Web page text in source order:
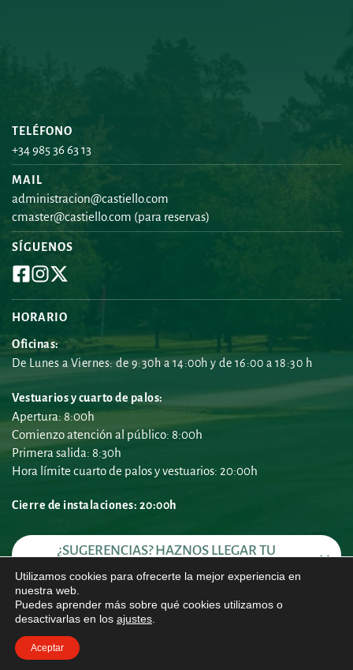
TELÉFONO
+34 985 36 63 13
MAIL
administracion@castiello.com
cmaster@castiello.com (para reservas)
SÍGUENOS
HORARIO
Oficinas:
De Lunes a Viernes: de 9:30h a 14:00h y de 16:00 a 18:30 h
Vestuarios y cuarto de palos:
Apertura: 8:00h
Comienzo atención al público: 8:00h
Primera salida: 8:30h
Hora límite cuarto de palos y vestuarios: 20:00h
Cierre de instalaciones: 20:00h
¿SUGERENCIAS? HAZNOS LLEGAR TU
Utilizamos cookies para ofrecerte la mejor experiencia en
nuestra web.
Puedes aprender más sobre qué cookies utilizamos o
desactivarlas en los ajustes
Aceptar